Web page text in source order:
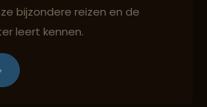
bijzondere reizen en de
leert kennen.